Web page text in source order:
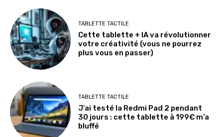
TABLETTE TACTILE
Cette tablette + IA va révolutionner
votre créativité (vous ne pourrez
plus vous en passer)
TABLETTE TACTILE
J’ai testé la Redmi Pad 2 pendant
30 jours : cette tablette à 199€ m’a
bluffé